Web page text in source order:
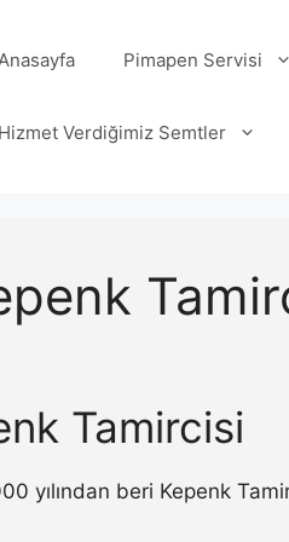
Pimapen Servisi
Hizmet Verdiğimiz Semtler
Tamircisi
yılından beri Kepenk